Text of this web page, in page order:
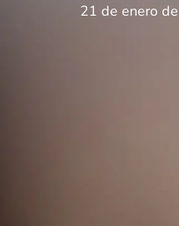
21 de enero